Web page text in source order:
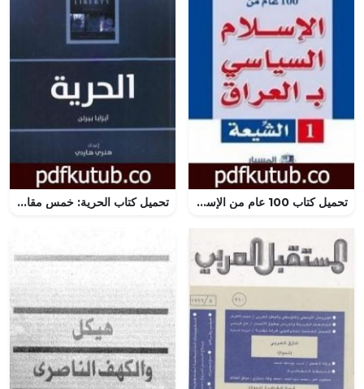
تحميل كتاب 100 عام من الإسلام السياسي بـالعراق – الشيعة PDF تأليف رشيد الخيون مجانا [كامل] تحميل كتاب الحرية: خمس مقالات عن الحرية PDF تأليف إيزايا برلين مجانا [كامل]